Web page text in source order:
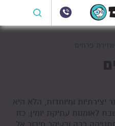
יצירתיות ומיוחדות, הלא היא
לאומנות עתיקת יומין, כזו